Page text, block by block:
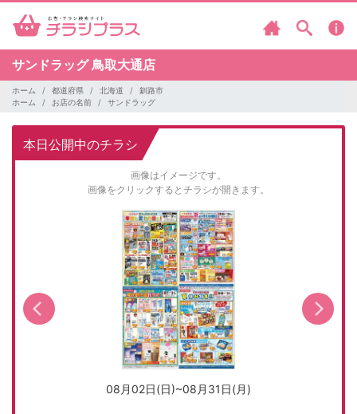
サンドラッグ 鳥取大通店
ホーム 都道府県 北海道
釧路市
ホーム
お店の名前 サンドラッグ
本日公開中のチラシ
画像はイメージです。
画像をクリックするとチラシが開きます。
08月02日(日)~08月31日(月)